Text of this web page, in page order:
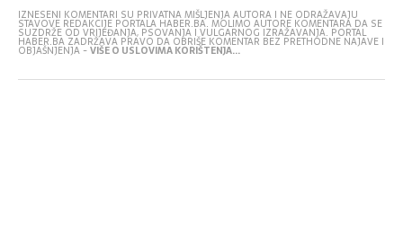
IZNESENI KOMENTARI SU PRIVATNA MIŠLJENJA AUTORA I NE ODRAŽAVAJU
STAVOVE REDAKCIJE PORTALA HABER.BA. MOLIMO AUTORE KOMENTARA DA SE
SUZDRŽE OD VRIJEĐANJA, PSOVANJA I VULGARNOG IZRAŽAVANJA. PORTAL
HABER.BA ZADRŽAVA PRAVO DA OBRIŠE KOMENTAR BEZ PRETHODNE NAJAVE I
OBJAŠNJENJA -VIŠE O USLOVIMA KORIŠTENJA...